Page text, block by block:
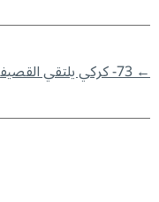
←73- كركي يلتقي القصيفي والأسمر